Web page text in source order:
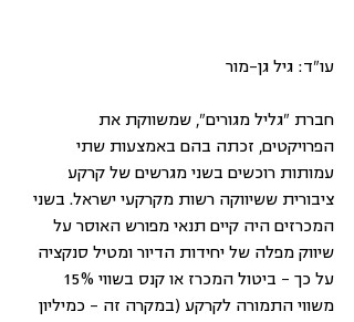
עו"ד: גיל גן-מור
חברת "גליל מגורים", שמשווקת את
הפרויקטים, זכתה בהם באמצעות שתי
עמותות רוכשים בשני מגרשים של קרקע
ציבורית ששיווקה רשות מקרקעי ישראל. בשני
המכרזים היה קיים תנאי מפורש האוסר על
שיווק מפלה של יחידות הדיור ומטיל סנקציה
משווי התמורה לקרקע (במקרה זה – כמיליון